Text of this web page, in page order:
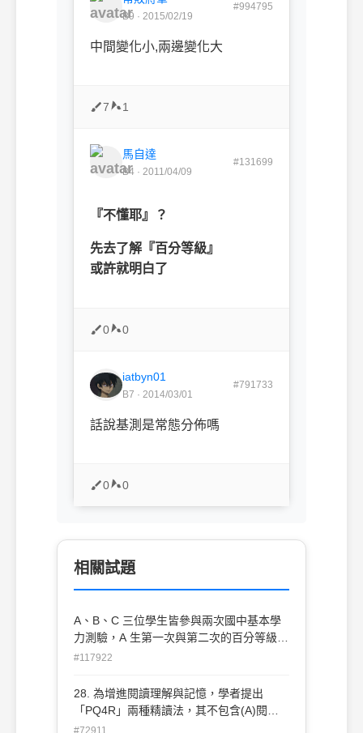
B9 · 2015/02/19
#994795
中間變化小,兩邊變化大
7 1
馬自達
B4 · 2011/04/09
#131699
『不懂耶』？
先去了解『百分等級』
或許就明白了
0 0
iatbyn01
B7 · 2014/03/01
#791733
話說基測是常態分佈嗎
0 0
相關試題
A、B、C 三位學生皆參與兩次國中基本學
力測驗，A 生第一次與第二次的百分等級從
50 進步到70，B 生的百分等級從10 進步到
學生原始分數改變最大？ (A) A 生 (B) B 生
(C) C 生 (D)一樣大
#117922
28. 為增進閱讀理解與記憶，學者提出
「PQ4R」兩種精讀法，其不包含(A)閱讀
(Read) (B)省思(Reflect) (C)複誦
#72911